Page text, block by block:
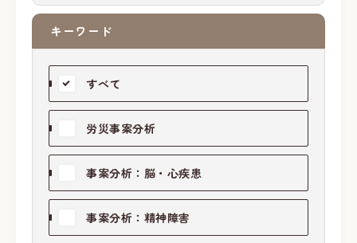
キーワード
すべて
労災事案分析
事案分析：脳・心疾患
事案分析：精神障害